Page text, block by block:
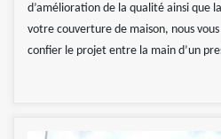
d’amélioration de la qualité ainsi que
votre couverture de maison, nous
confier le projet entre la main d’un